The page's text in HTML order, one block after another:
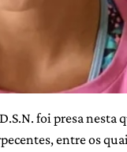
foi presa nesta
entre os